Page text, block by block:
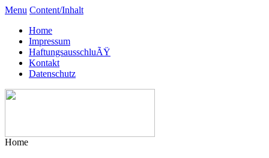
Menu Content/Inhalt
Home
Impressum
HaftungsausschluÃŸ
Kontakt
Datenschutz
Home